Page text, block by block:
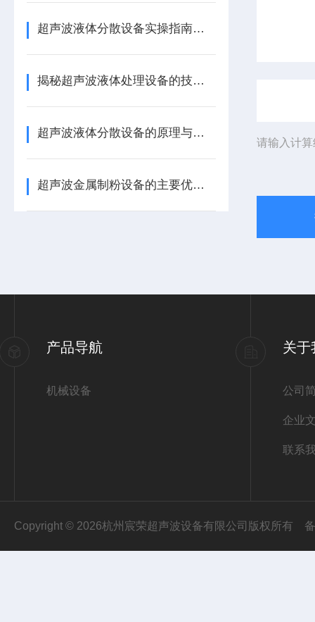
超声波液体分散设备实操指南：细节把控与工艺优化
揭秘超声波液体处理设备的技术奥秘
超声波液体分散设备的原理与应用解析
超声波金属制粉设备的主要优势体现在哪些方面
请输入计
产品导航
机械设备
关于
公司
企业
联系
Copyright © 2026杭州宸荣超声波设备有限公司版权所有